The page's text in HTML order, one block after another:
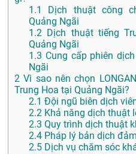
1.1
Dịch thuật công
Quảng Ngãi
1.2 Dịch thuật tiếng
Quảng Ngãi
1.3 Cung cấp phiên
Ngãi
2 Vì sao nên chọn
Trung Hoa tại Quảng Ngãi?
2.1 Đội ngũ biên dịch
2.2 Khả năng dịch thuật
2.3 Quy trình dịch thuật
2.4 Pháp lý bản dịch
2.5 Dịch vụ chăm sóc